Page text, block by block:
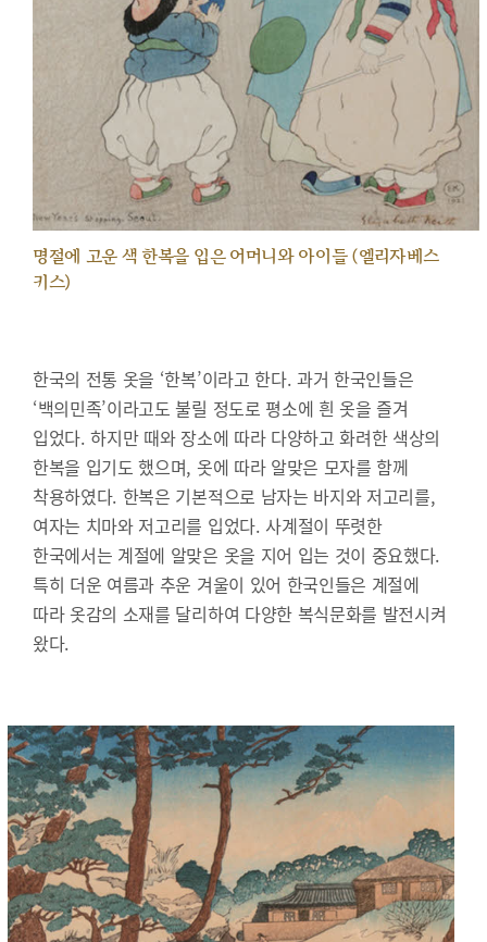
명절에 고운 색 한복을 입은 어머니와 아이들 (엘리자베스
키스)
한국의 전통 옷을 ‘한복’이라고 한다. 과거 한국인들은
‘백의민족’이라고도 불릴 정도로 평소에 흰 옷을 즐겨
입었다. 하지만 때와 장소에 따라 다양하고 화려한 색상의
한복을 입기도 했으며, 옷에 따라 알맞은 모자를 함께
착용하였다. 한복은 기본적으로 남자는 바지와 저고리를,
여자는 치마와 저고리를 입었다. 사계절이 뚜렷한
한국에서는 계절에 알맞은 옷을 지어 입는 것이 중요했다.
특히 더운 여름과 추운 겨울이 있어 한국인들은 계절에
따라 옷감의 소재를 달리하여 다양한 복식문화를 발전시켜
왔다.